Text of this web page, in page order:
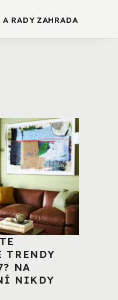
RADY ZAHRADA
TRENDY
NA
NIKDY